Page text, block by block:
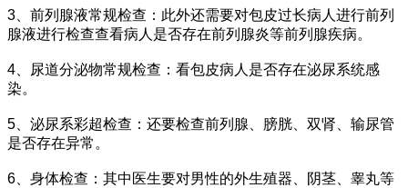
3、前列腺液常规检查：此外还需要对包皮过长病人进行前列
腺液进行检查查看病人是否存在前列腺炎等前列腺疾病。
4、尿道分泌物常规检查：看包皮病人是否存在泌尿系统感
染。
5、泌尿系彩超检查：还要检查前列腺、膀胱、双肾、输尿管
是否存在异常。
6、身体检查：其中医生要对男性的外生殖器、阴茎、睾丸等